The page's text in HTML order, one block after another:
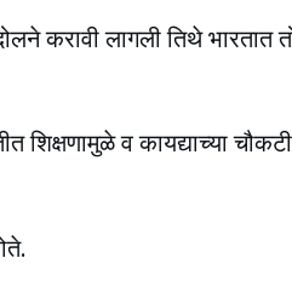
करावी लागली तिथे भारतात
शिक्षणामुळे व कायद्याच्या